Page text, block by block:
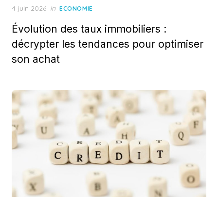
Posted
4 juin 2026 in ECONOMIE
Évolution des taux immobiliers :
décrypter les tendances pour optimiser
son achat